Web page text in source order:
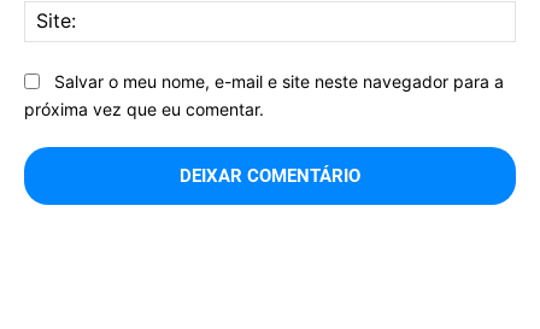
Salvar o meu nome, e-mail e site neste navegador para a
próxima vez que eu comentar.